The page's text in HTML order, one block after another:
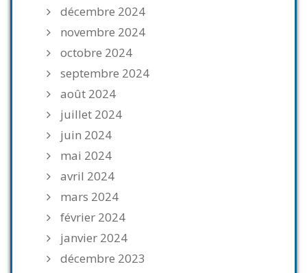
décembre 2024
novembre 2024
octobre 2024
septembre 2024
août 2024
juillet 2024
juin 2024
mai 2024
avril 2024
mars 2024
février 2024
janvier 2024
décembre 2023